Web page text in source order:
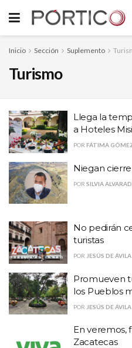
Inicio Sección Suplemento
Turismo
Llega la
a Hoteles
POR FÁTIMA
Niegan
POR SILVIA
No pedirán
turistas
POR JESÚS DE ÁVILA
Promueven
los Pueblos
POR JESÚS DE ÁVILA
En veremos,
Zacatecas